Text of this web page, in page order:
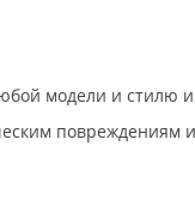
модели и стилю
повреждениям